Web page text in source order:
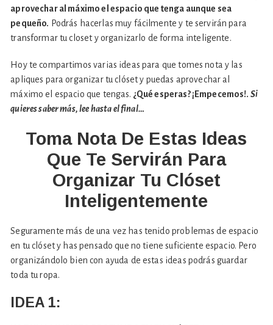
aprovechar al máximo el espacio que tenga aunque sea
pequeño. Podrás hacerlas muy fácilmente y te servirán para
transformar tu closet y organizarlo de forma inteligente.
Hoy te compartimos varias ideas para que tomes nota y las
apliques para organizar tu clóset y puedas aprovechar al
máximo el espacio que tengas. ¿Qué esperas? ¡Empecemos!. Si
quieres saber más, lee hasta el final…
Toma Nota De Estas Ideas
Que Te Servirán Para
Organizar Tu Clóset
Inteligentemente
Seguramente más de una vez has tenido problemas de espacio
en tu clóset y has pensado que no tiene suficiente espacio. Pero
organizándolo bien con ayuda de estas ideas podrás guardar
toda tu ropa.
IDEA 1: